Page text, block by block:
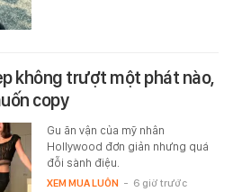
không trượt một phát nào,
copy
Gu ăn vận của mỹ nhân
Hollywood đơn giản nhưng quá
đỗi sành điệu.
XEM MUA LUÔN - 6 giờ trước